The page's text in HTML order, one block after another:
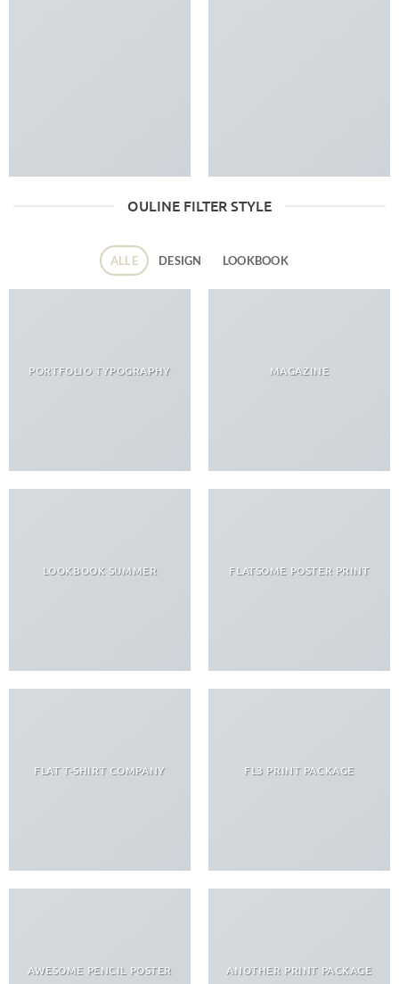
OULINE FILTER STYLE
ALLE DESIGN LOOKBOOK
PORTFOLIO TYPOGRAPHY MAGAZINE
LOOKBOOK SUMMER FLATSOME POSTER PRINT
FLAT T-SHIRT COMPANY FL3 PRINT PACKAGE
AWESOME PENCIL POSTER ANOTHER PRINT PACKAGE